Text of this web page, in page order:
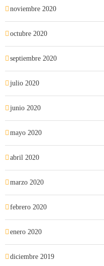
noviembre 2020
octubre 2020
septiembre 2020
julio 2020
junio 2020
mayo 2020
abril 2020
marzo 2020
febrero 2020
enero 2020
diciembre 2019